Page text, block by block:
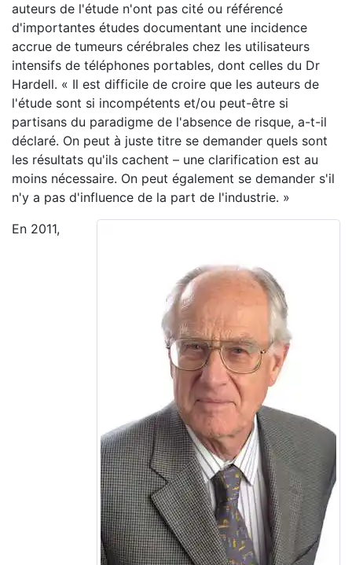
auteurs de l'étude n'ont pas cité ou référencé
d'importantes études documentant une incidence
accrue de tumeurs cérébrales chez les utilisateurs
intensifs de téléphones portables, dont celles du Dr
Hardell. « Il est difficile de croire que les auteurs de
l'étude sont si incompétents et/ou peut-être si
partisans du paradigme de l'absence de risque, a-t-il
déclaré. On peut à juste titre se demander quels sont
les résultats qu'ils cachent – une clarification est au
moins nécessaire. On peut également se demander s'il
n'y a pas d'influence de la part de l'industrie. »
En 2011,